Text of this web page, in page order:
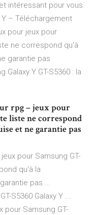
intéressant pour vous.
Y – Téléchargement
pour jeux pour
ne correspond qu'à
garantie pas
Y GT-S5360 : la
rpg – jeux pour
liste ne correspond
et ne garantie pas
pour Samsung GT-
qu'à la
pas ...
S5360 Galaxy Y ...
pour Samsung GT-